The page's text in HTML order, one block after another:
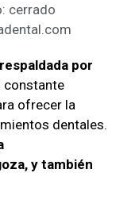
cerrado
por
constante
ofrecer la
dentales.
y también